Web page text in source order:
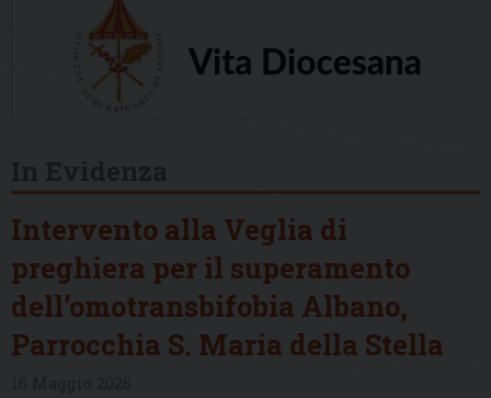
Intervento alla Veglia di
preghiera per il superamento
dell’omotransbifobia Albano,
Parrocchia S. Maria della Stella